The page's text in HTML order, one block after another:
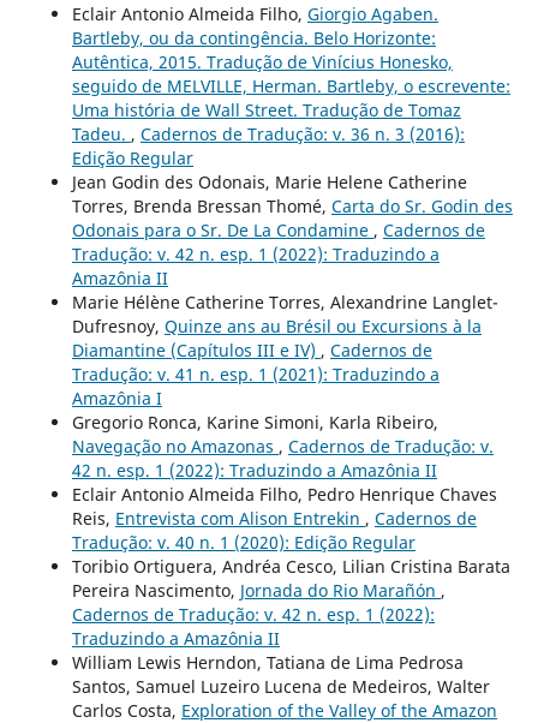
Eclair Antonio Almeida Filho, Giorgio Agaben.
Bartleby, ou da contingência. Belo Horizonte:
Autêntica, 2015. Tradução de Vinícius Honesko,
seguido de MELVILLE, Herman. Bartleby, o escrevente:
Uma história de Wall Street. Tradução de Tomaz
Tadeu. , Cadernos de Tradução: v. 36 n. 3 (2016):
Edição Regular
Jean Godin des Odonais, Marie Helene Catherine
Torres, Brenda Bressan Thomé, Carta do Sr. Godin des
Odonais para o Sr. De La Condamine , Cadernos de
Tradução: v. 42 n. esp. 1 (2022): Traduzindo a
Amazônia II
Marie Hélène Catherine Torres, Alexandrine Langlet-
Dufresnoy, Quinze ans au Brésil ou Excursions à la
Diamantine (Capítulos III e IV) , Cadernos de
Tradução: v. 41 n. esp. 1 (2021): Traduzindo a
Amazônia I
Gregorio Ronca, Karine Simoni, Karla Ribeiro,
Navegação no Amazonas , Cadernos de Tradução: v.
42 n. esp. 1 (2022): Traduzindo a Amazônia II
Eclair Antonio Almeida Filho, Pedro Henrique Chaves
Reis, Entrevista com Alison Entrekin , Cadernos de
Tradução: v. 40 n. 1 (2020): Edição Regular
Toribio Ortiguera, Andréa Cesco, Lilian Cristina Barata
Pereira Nascimento, Jornada do Rio Marañón ,
Cadernos de Tradução: v. 42 n. esp. 1 (2022):
Traduzindo a Amazônia II
William Lewis Herndon, Tatiana de Lima Pedrosa
Santos, Samuel Luzeiro Lucena de Medeiros, Walter
Carlos Costa, Exploration of the Valley of the Amazon